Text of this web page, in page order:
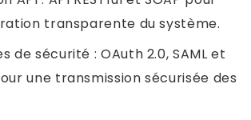
transparente du système.
de sécurité : OAuth 2.0, SAML et
une transmission sécurisée des